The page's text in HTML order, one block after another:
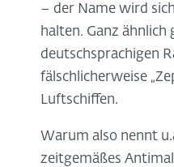
– der Name wird
halten. Ganz ähnlich
deutschsprachigen
fälschlicherweise
Luftschiffen.
Warum also nennt
zeitgemäßes